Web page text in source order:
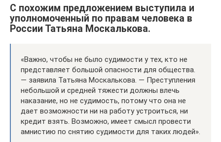
С похожим предложением выступила и
уполномоченный по правам человека в
России Татьяна Москалькова.
«Важно, чтобы не было судимости у тех, кто не
представляет большой опасности для общества.
— заявила Татьяна Москалькова. — Преступления
небольшой и средней тяжести должны влечь
наказание, но не судимость, потому что она не
дает возможности ни на работу устроиться, ни
кредит взять. Возможно, имеет смысл провести
амнистию по снятию судимости для таких людей».